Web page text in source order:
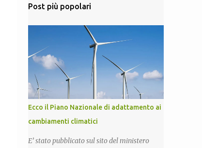
Post più popolari
Ecco il Piano Nazionale di adattamento ai
cambiamenti climatici
E’ stato pubblicato sul sito del ministero